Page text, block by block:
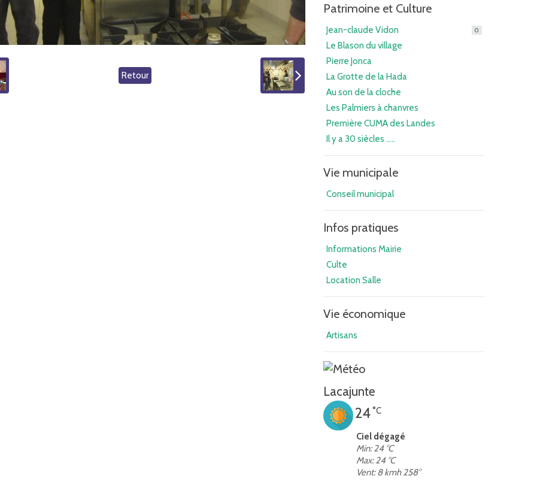
Retour
Patrimoine et Culture
Jean-claude Vidon 0
Le Blason du village
Pierre Jonca
La Grotte de la Hada
Au son de la cloche
Les Palmiers à chanvres
Première CUMA des Landes
Il y a 30 siècles .....
Vie municipale
Conseil municipal
Infos pratiques
Informations Mairie
Culte
Location Salle
Vie économique
Artisans
Lacajunte
24°C
Ciel dégagé
Min: 24 °C
Max: 24 °C
Vent: 8 kmh 258°